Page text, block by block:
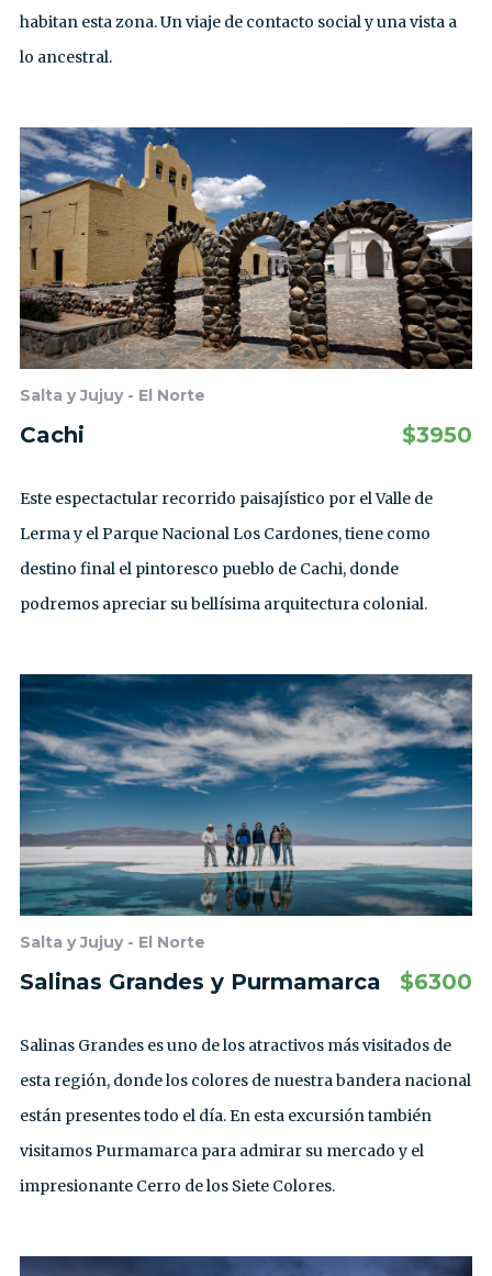
habitan esta zona. Un viaje de contacto social y una vista a
lo ancestral.
Salta y Jujuy - El Norte
Cachi $3950
Este espectactular recorrido paisajístico por el Valle de
Lerma y el Parque Nacional Los Cardones, tiene como
destino final el pintoresco pueblo de Cachi, donde
podremos apreciar su bellísima arquitectura colonial.
Salta y Jujuy - El Norte
Salinas Grandes y Purmamarca $6300
Salinas Grandes es uno de los atractivos más visitados de
esta región, donde los colores de nuestra bandera nacional
están presentes todo el día. En esta excursión también
visitamos Purmamarca para admirar su mercado y el
impresionante Cerro de los Siete Colores.